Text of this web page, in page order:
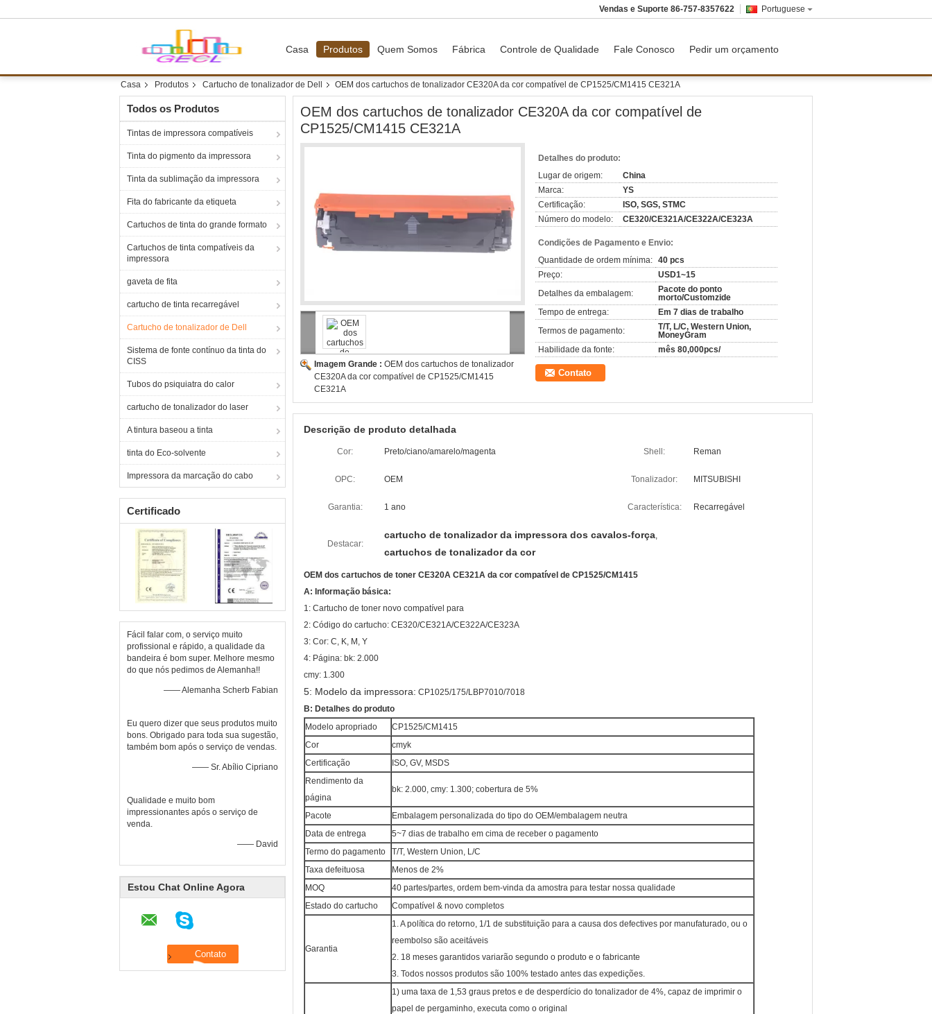
Portuguese
Vendas e Suporte 86-757-8357622
Casa Produtos Quem Somos Fábrica Controle de Qualidade Fale Conosco Pedir um orçamento
Casa Produtos Cartucho de tonalizador de Dell OEM dos cartuchos de tonalizador CE320A da cor compatível de CP1525/CM1415 CE321A
Todos os Produtos
Tintas de impressora compatíveis
Tinta do pigmento da impressora
Tinta da sublimação da impressora
Fita do fabricante da etiqueta
Cartuchos de tinta do grande formato
Cartuchos de tinta compatíveis da
impressora
gaveta de fita
cartucho de tinta recarregável
Cartucho de tonalizador de Dell
Sistema de fonte contínuo da tinta do
CISS
Tubos do psiquiatra do calor
cartucho de tonalizador do laser
A tintura baseou a tinta
tinta do Eco-solvente
Impressora da marcação do cabo
Certificado
Fácil falar com, o serviço muito
profissional e rápido, a qualidade da
bandeira é bom super. Melhore mesmo
do que nós pedimos de Alemanha!!
—— Alemanha Scherb Fabian
Eu quero dizer que seus produtos muito
bons. Obrigado para toda sua sugestão,
também bom após o serviço de vendas.
—— Sr. Abílio Cipriano
Qualidade e muito bom
impressionantes após o serviço de
venda.
—— David
Estou Chat Online Agora
OEM dos cartuchos de tonalizador CE320A da cor compatível de
CP1525/CM1415 CE321A
Imagem Grande : OEM dos cartuchos de tonalizador
CE320A da cor compatível de CP1525/CM1415
CE321A
Detalhes do produto:
Lugar de origem:
China
Marca:
YS
Certificação:
ISO, SGS, STMC
Número do modelo:
CE320/CE321A/CE322A/CE323A
Condições de Pagamento e Envio:
Quantidade de ordem mínima: 40 pcs
Preço:
USD1~15
Detalhes da embalagem:
Pacote do ponto
morto/Customzide
Tempo de entrega:
Em 7 dias de trabalho
Termos de pagamento:
T/T, L/C, Western Union,
MoneyGram
Habilidade da fonte:
mês 80,000pcs/
Contato
Descrição de produto detalhada
Cor: Preto/ciano/amarelo/magenta Shell: Reman
OPC: OEM Tonalizador: MITSUBISHI
Garantia: 1 ano Característica: Recarregável
Destacar:
cartucho de tonalizador da impressora dos cavalos-força,
cartuchos de tonalizador da cor
OEM dos cartuchos de toner CE320A CE321A da cor compatível de CP1525/CM1415
A: Informação básica:
1: Cartucho de toner novo compatível para
2: Código do cartucho: CE320/CE321A/CE322A/CE323A
3: Cor: C, K, M, Y
4: Página: bk: 2.000
cmy: 1.300
5: Modelo da impressora: CP1025/175/LBP7010/7018
B: Detalhes do produto
Modelo apropriado
CP1525/CM1415
Cor
cmyk
Certificação
ISO, GV, MSDS
Rendimento da
página
bk: 2.000, cmy: 1.300; cobertura de 5%
Pacote
Embalagem personalizada do tipo do OEM/embalagem neutra
Data de entrega
5~7 dias de trabalho em cima de receber o pagamento
Termo do pagamento
T/T, Western Union, L/C
Taxa defeituosa
Menos de 2%
MOQ
40 partes/partes, ordem bem-vinda da amostra para testar nossa qualidade
Estado do cartucho
Compatível & novo completos
Garantia
1. A política do retorno, 1/1 de substituição para a causa dos defectives por manufaturado, ou o
reembolso são aceitáveis
2. 18 meses garantidos variarão segundo o produto e o fabricante
3. Todos nossos produtos são 100% testado antes das expedições.
1) uma taxa de 1,53 graus pretos e de desperdício do tonalizador de 4%, capaz de imprimir o
papel de pergaminho, executa como o original